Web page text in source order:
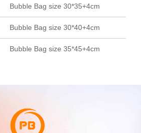
Bubble Bag size 30*35+4cm
Bubble Bag size 30*40+4cm
Bubble Bag size 35*45+4cm